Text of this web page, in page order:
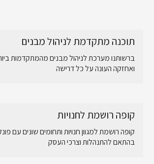
תוכנה מתקדמת לניהול מבנים
ברשותנו מערכת לניהול מבנים מהמתקדמות
ואחזקה העונה על כל דרישה
קופה רושמת לחנויות
קופה רושמת למגוון חנויות ותחומים שונים עם
בהתאם להתנהלות וצרכי העסק